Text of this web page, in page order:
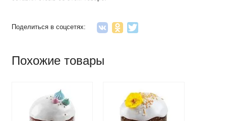
Поделиться в соцсетях:
Похожие товары